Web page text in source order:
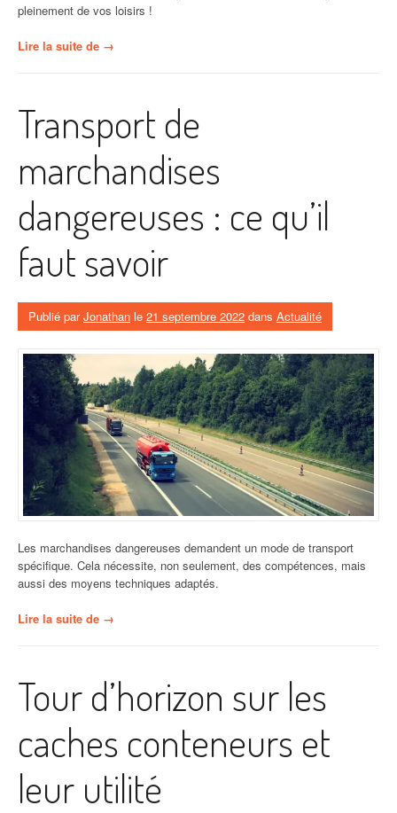
pleinement de vos loisirs !
Lire la suite de « Pourquoi
Destinéa
Accessoires
les
équipements
votre
? »
→
Transport de
marchandises
dangereuses : ce qu’il
faut savoir
Publié parJonathan le 21 septembre 2022 dans Actualité
Les marchandises dangereuses demandent un mode de transport
spécifique. Cela nécessite, non seulement, des compétences, mais
aussi des moyens techniques adaptés.
Lire la suite de « Transport
ce
faut
savoir »
→
Tour d’horizon sur les
caches conteneurs et
leur utilité